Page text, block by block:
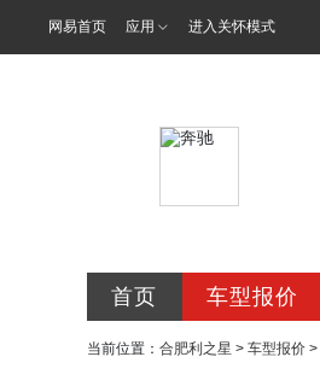
网易首页 应用 进入关怀模式
首页 车型报价
当前位置： 合肥利之星 > 车型报价 >